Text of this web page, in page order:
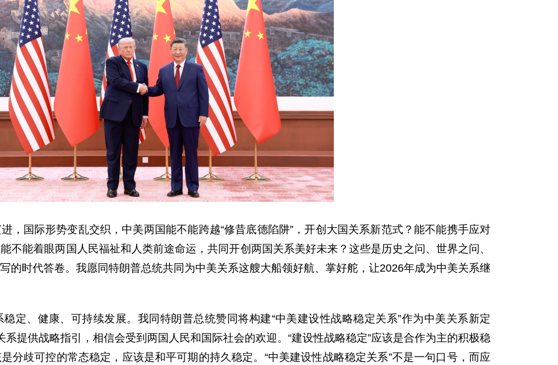
，国际形势变乱交织，中美两国能不能跨越“修昔底德陷阱”，开创大国关系新范式？能不能携手应对
不能着眼两国人民福祉和人类前途命运，共同开创两国关系美好未来？这些是历史之问、世界之问、
的时代答卷。我愿同特朗普总统共同为中美关系这艘大船领好航、掌好舵，让2026年成为中美关系继
定、健康、可持续发展。我同特朗普总统赞同将构建“中美建设性战略稳定关系”作为中美关系新定
提供战略指引，相信会受到两国人民和国际社会的欢迎。“建设性战略稳定”应该是合作为主的积极稳
分歧可控的常态稳定，应该是和平可期的持久稳定。“中美建设性战略稳定关系”不是一句口号，而应